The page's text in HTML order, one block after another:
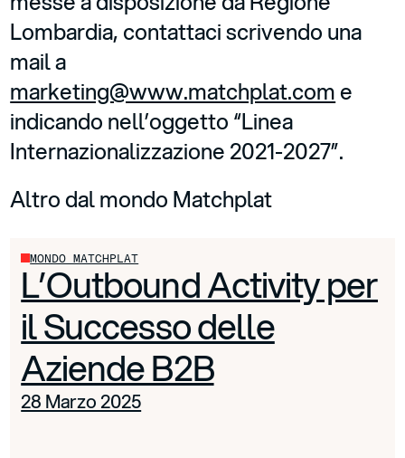
Lombardia, contattaci scrivendo una
mail a
marketing@www.matchplat.come
indicando nell’oggetto “Linea
Internazionalizzazione 2021-2027”.
Altro dal mondo Matchplat
MONDO MATCHPLAT
L’Outbound Activity per
il Successo delle
Aziende B2B
28 Marzo 2025